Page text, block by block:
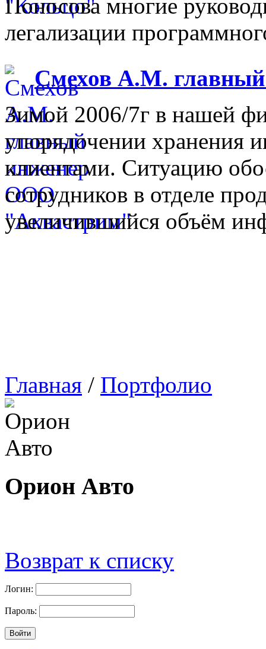
Поносова многие
легализации
Смехов А.М.
Зимой 2006/7г в нашей
упорядочении хранения
клиентами. Ситуацию
сотрудников в отделе
увеличившийся объём
Главная / Портфолио
Орион Авто
Возврат к списку
Логин:
Пароль: